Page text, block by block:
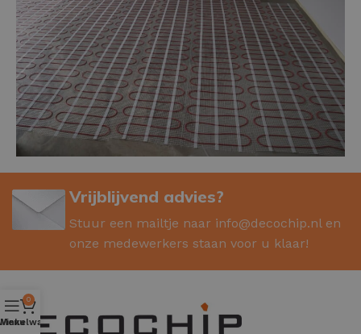
Vrijblijvend advies?
Stuur een mailtje naar info@decochip.nl en
onze medewerkers staan voor u klaar!
Menu
0